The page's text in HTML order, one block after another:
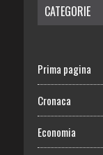
CATEGORIE
Prima pagina
Cronaca
Economia